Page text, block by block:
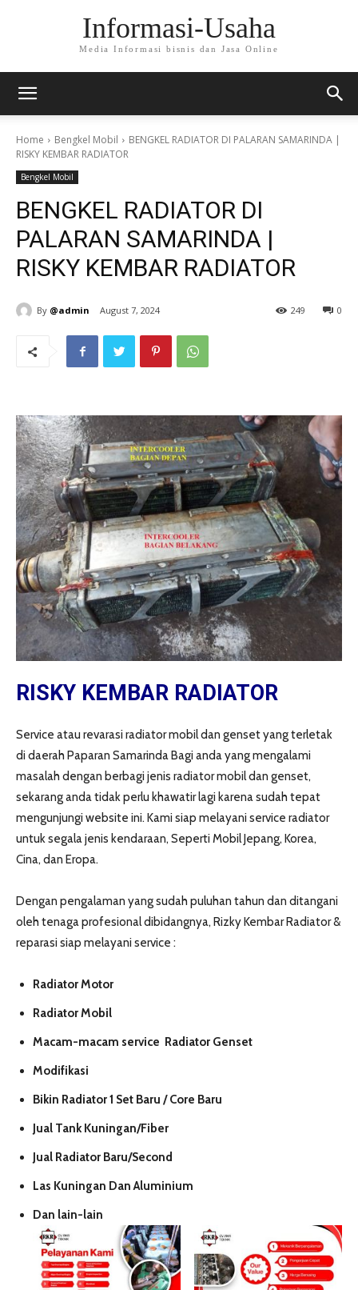
Informasi-Usaha
Media Informasi bisnis dan Jasa Online
Home Bengkel Mobil
BENGKEL RADIATOR DI PALARAN SAMARINDA |
RISKY KEMBAR RADIATOR
Bengkel Mobil
BENGKEL RADIATOR DI
PALARAN SAMARINDA |
RISKY KEMBAR RADIATOR
By @admin August 7, 2024 0
249
RISKY KEMBAR RADIATOR
Service atau revarasi radiator mobil dan genset yang terletak
di daerah Paparan Samarinda Bagi anda yang mengalami
masalah dengan berbagi jenis radiator mobil dan genset,
sekarang anda tidak perlu khawatir lagi karena sudah tepat
mengunjungi website ini. Kami siap melayani service radiator
untuk segala jenis kendaraan, Seperti Mobil Jepang, Korea,
Cina, dan Eropa.
Dengan pengalaman yang sudah puluhan tahun dan ditangani
oleh tenaga profesional dibidangnya, Rizky Kembar Radiator &
reparasi siap melayani service :
Radiator Motor
Radiator Mobil
Macam-macam service Radiator Genset
Modifikasi
Bikin Radiator 1 Set Baru / Core Baru
Jual Tank Kuningan/Fiber
Jual Radiator Baru/Second
Las Kuningan Dan Aluminium
Dan lain-lain